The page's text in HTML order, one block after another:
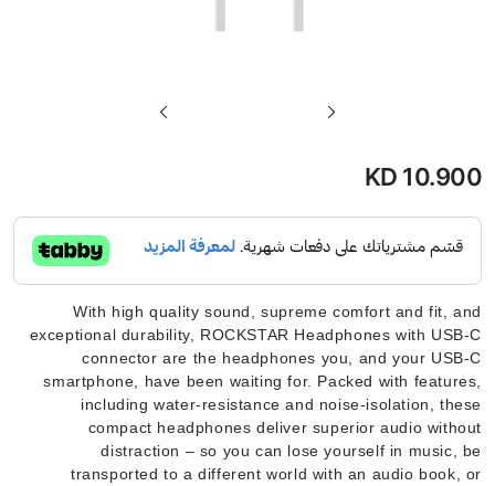
معرض
KD 10.900
With high quality sound, supreme comfort and fit, and
exceptional durability, ROCKSTAR Headphones with USB-C
connector are the headphones you, and your USB-C
smartphone, have been waiting for. Packed with features,
including water-resistance and noise-isolation, these
compact headphones deliver superior audio without
distraction – so you can lose yourself in music, be
transported to a different world with an audio book, or